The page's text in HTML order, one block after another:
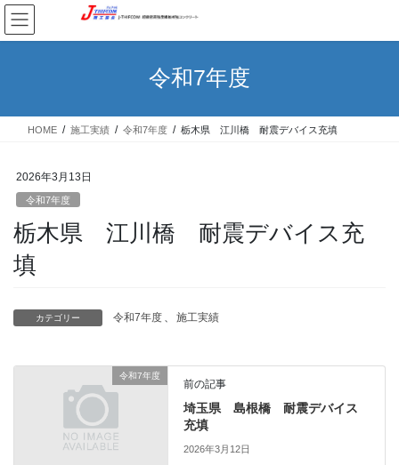
コ
ン
テ
ス
ナ
ビ
ゲ
ン
令和7年度
HOME 施工実績 令和7年度 栃木県 江川橋 耐震デバイス充填
2026年3月13日
令和7年度
栃木県 江川橋 耐震デバイス充
填
カテゴリー 令和7年度 、 施工実績
令和7年度
前の記事
埼玉県 島根橋 耐震デバイス
充填
2026年3月12日